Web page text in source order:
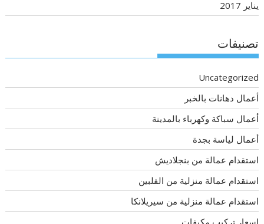
يناير 2017
تصنيفات
Uncategorized
أعمال دهانات بالخبر
أعمال سباكة وكهرباء بالمدينة
أعمال لياسة بجدة
استقدام عمالة من بنجلاديش
استقدام عمالة منزلية من الفلبين
استقدام عمالة منزلية من سيريلانكا
اسعار تركيب مكيفات